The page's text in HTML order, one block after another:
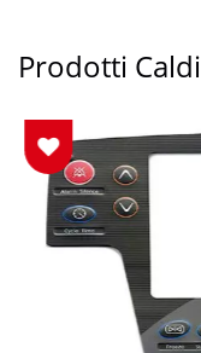
Prodotti Caldi